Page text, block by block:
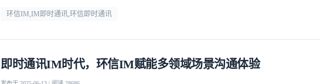
环信IM,IM即时通讯,环信即时通讯
即时通讯IM时代，环信IM赋能多领域场景沟通体验